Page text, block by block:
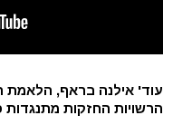
עוד' אילנה בראף, הלאמת
הרשויות החזקות מתנגדות